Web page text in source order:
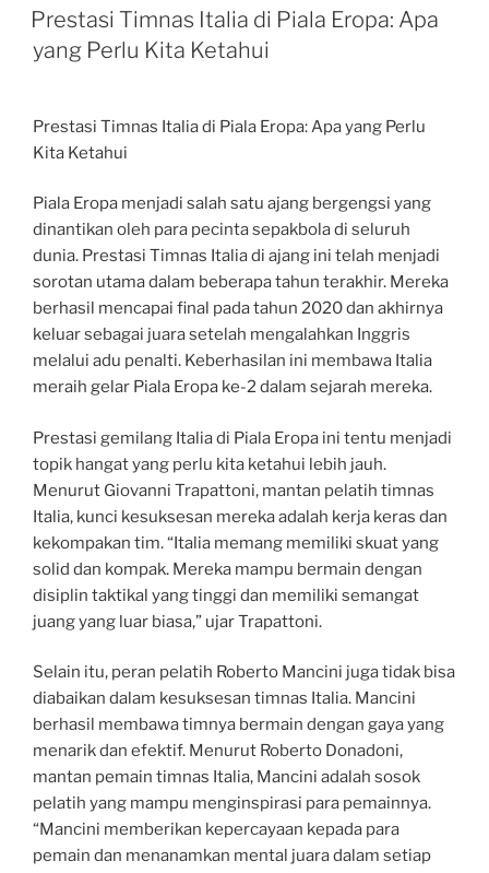
ON
Prestasi Timnas Italia di Piala Eropa: Apa
yang Perlu Kita Ketahui
Prestasi Timnas Italia di Piala Eropa: Apa yang Perlu
Kita Ketahui
Piala Eropa menjadi salah satu ajang bergengsi yang
dinantikan oleh para pecinta sepakbola di seluruh
dunia. Prestasi Timnas Italia di ajang ini telah menjadi
sorotan utama dalam beberapa tahun terakhir. Mereka
berhasil mencapai final pada tahun 2020 dan akhirnya
keluar sebagai juara setelah mengalahkan Inggris
melalui adu penalti. Keberhasilan ini membawa Italia
meraih gelar Piala Eropa ke-2 dalam sejarah mereka.
Prestasi gemilang Italia di Piala Eropa ini tentu menjadi
topik hangat yang perlu kita ketahui lebih jauh.
Menurut Giovanni Trapattoni, mantan pelatih timnas
Italia, kunci kesuksesan mereka adalah kerja keras dan
kekompakan tim. “Italia memang memiliki skuat yang
solid dan kompak. Mereka mampu bermain dengan
disiplin taktikal yang tinggi dan memiliki semangat
juang yang luar biasa,” ujar Trapattoni.
Selain itu, peran pelatih Roberto Mancini juga tidak bisa
diabaikan dalam kesuksesan timnas Italia. Mancini
berhasil membawa timnya bermain dengan gaya yang
menarik dan efektif. Menurut Roberto Donadoni,
mantan pemain timnas Italia, Mancini adalah sosok
pelatih yang mampu menginspirasi para pemainnya.
“Mancini memberikan kepercayaan kepada para
pemain dan menanamkan mental juara dalam setiap